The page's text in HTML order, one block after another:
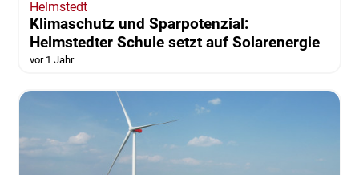
Helmstedt
Klimaschutz und Sparpotenzial:
Helmstedter Schule setzt auf Solarenergie
vor 1 Jahr